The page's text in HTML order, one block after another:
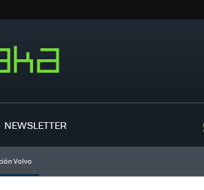
NEWSLETTER
Volvo